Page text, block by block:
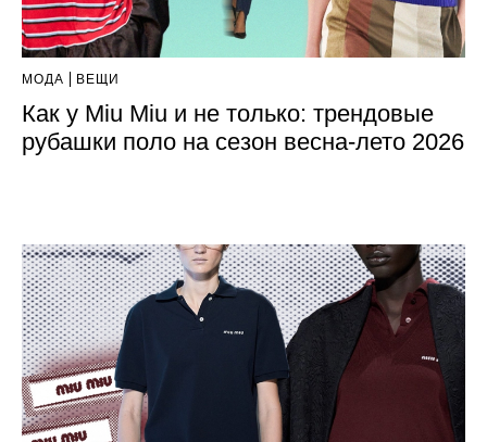
МОДА ВЕЩИ
Как у Miu Miu и не только: трендовые
рубашки поло на сезон весна-лето 2026